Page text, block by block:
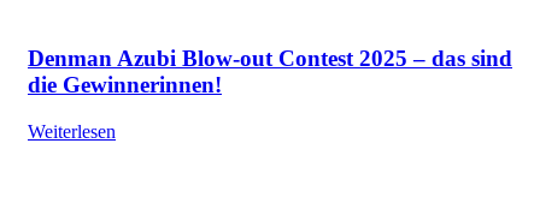
Denman Azubi Blow-out Contest 2025 – das sind
die Gewinnerinnen!
Weiterlesen